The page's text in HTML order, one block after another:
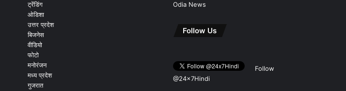
ट्रेंडिंग
ओडिशा
उत्तर प्रदेश
बिजनेस
वीडियो
फोटो
मनोरंजन
मध्य प्रदेश
गुजरात
Odia News
Follow Us
Follow
@24x7Hindi